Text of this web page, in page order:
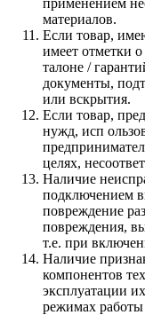
материалов.
Если товар,
имеет отметки
талоне /
документы,
или вскрытия.
Если товар,
нужд, исп
целях,
Наличие
подключением
повреждение
повреждения,
т.е. при
Наличие
компонентов
эксплуатации
режимах работы